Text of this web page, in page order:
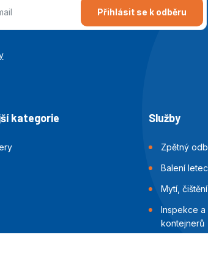
Přihlásit se k odběru
kategorie Služby
Zpětný
Balení
Mytí,
Inspekce a
kontejnerů